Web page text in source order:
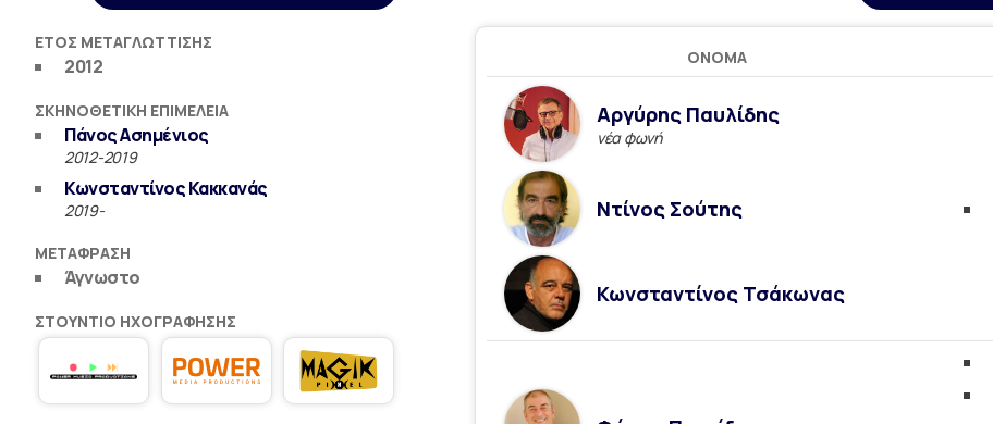
ΈΤΟΣ ΜΕΤΑΓΛΏΤΤΙΣΗΣ
2012
ΣΚΗΝΟΘΕΤΙΚΉ ΕΠΙΜΈΛΕΙΑ
Πάνος Ασημένιος
2012-2019
Κωνσταντίνος Κακκανάς
2019-
ΜΕΤΆΦΡΑΣΗ
Άγνωστο
ΣΤΟΎΝΤΙΟ ΗΧΟΓΡΆΦΗΣΗΣ
ΌΝΟΜΑ
Αργύρης Παυλίδης
νέα φωνή
Ντίνος Σούτης
Κωνσταντίνος Τσάκωνας